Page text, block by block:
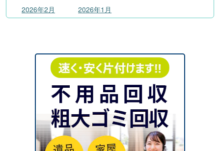
2026年2月
2026年1月
2025年9月
2025年8月
2025年7月
2025年6月
2025年5月
2025年4月
2025年3月
2025年2月 2025年1月
年
2024年12月 2024年11月
2024年10月
2024年9月
2024年8月
2024年7月